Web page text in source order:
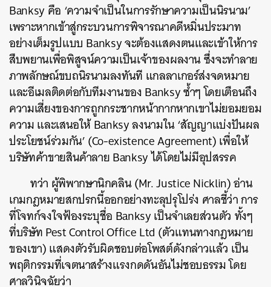
Banksy คือ ‘ความจำเป็นในการรักษาความเป็นนิรนาม’
เพราะหากเข้าสู่กระบวนการพิจารณาคดีหมิ่นประมาท
อย่างเต็มรูปแบบ Banksy จะต้องแสดงตนและเข้าให้การ
สืบพยานเพื่อพิสูจน์ความเป็นเจ้าของผลงาน ซึ่งจะทำลาย
ภาพลักษณ์ขบถนิรนามลงทันที แกลลาเกอร์ส่งจดหมาย
และอีเมลติดต่อกับทีมงานของ Banksy ซ้ำๆ โดยเตือนถึง
ความเสี่ยงของการถูกกระชากหน้ากากหากเขาไม่ยอมยอม
ความ และเสนอให้ Banksy ลงนามใน ‘สัญญาแบ่งปันผล
ประโยชน์ร่วมกัน’ (Co-existence Agreement) เพื่อให้
บริษัทค้าขายสินค้าลาย Banksy ได้โดยไม่มีอุปสรรค
ทว่า ผู้พิพากษานิกคลิน (Mr. Justice Nicklin) อ่าน
เกมกฎหมายสกปรกนี้ออกอย่างทะลุปรุโปร่ง ศาลชี้ว่า การ
ที่โจทก์จงใจฟ้องระบุชื่อ Banksy เป็นจำเลยส่วนตัว ทั้งๆ
ที่บริษัท Pest Control Office Ltd (ตัวแทนทางกฎหมาย
ของเขา) แสดงตัวรับผิดชอบต่อโพสต์ดังกล่าวแล้ว เป็น
พฤติกรรมที่เจตนาสร้างแรงกดดันอันไม่ชอบธรรม โดย
ศาลวินิจฉัยว่า